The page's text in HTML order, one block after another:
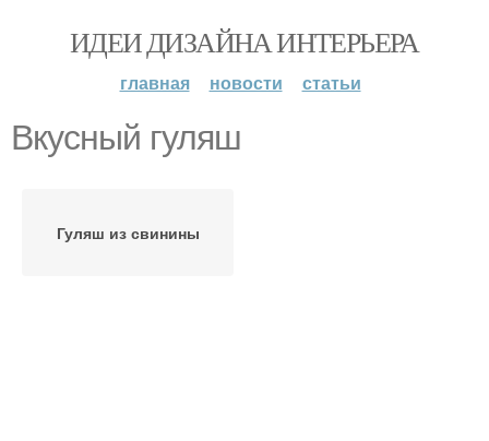
ИДЕИ ДИЗАЙНА ИНТЕРЬЕРА
главная новости статьи
Вкусный гуляш
Гуляш из свинины